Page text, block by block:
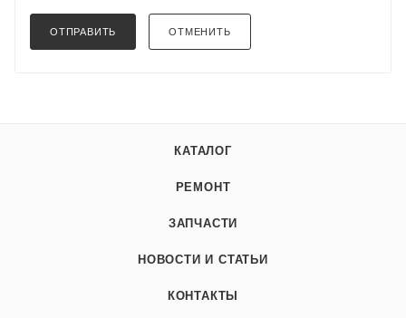
ОТПРАВИТЬ ОТМЕНИТЬ
КАТАЛОГ
РЕМОНТ
ЗАПЧАСТИ
НОВОСТИ И СТАТЬИ
КОНТАКТЫ